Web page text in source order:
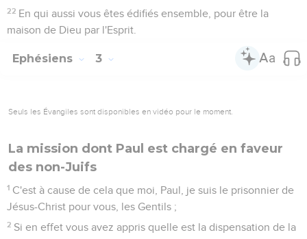
22 En qui aussi vous êtes édifiés ensemble, pour être la
maison de Dieu par l'Esprit.
Ephésiens 3
Seuls les Évangiles sont disponibles en vidéo pour le moment.
La mission dont Paul est chargé en faveur
des non-Juifs
1 C'est à cause de cela que moi, Paul, je suis le prisonnier de
Jésus-Christ pour vous, les Gentils ;
2 Si en effet vous avez appris quelle est la dispensation de la